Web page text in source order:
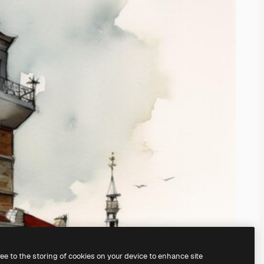
il generatore di immagini IA.
to the storing of cookies on your device to enhance site